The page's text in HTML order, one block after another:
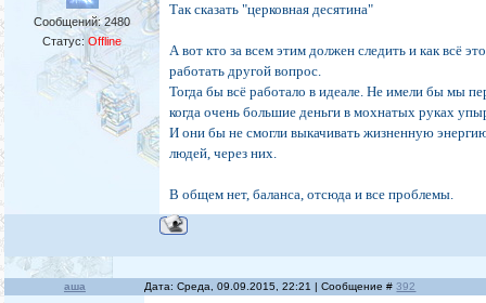
Сообщений:2480
Статус:Offline
Так сказать "церковная десятина"
А вот кто за всем этим должен следить и как всё
работать другой вопрос.
Тогда бы всё работало в идеале. Не имели бы мы
когда очень большие деньги в мохнатых руках
И они бы не смогли выкачивать жизненную
людей, через них.
В общем нет, баланса, отсюда и все проблемы.
аша Дата: Среда, 09.09.2015, 22:21 | Сообщение #392